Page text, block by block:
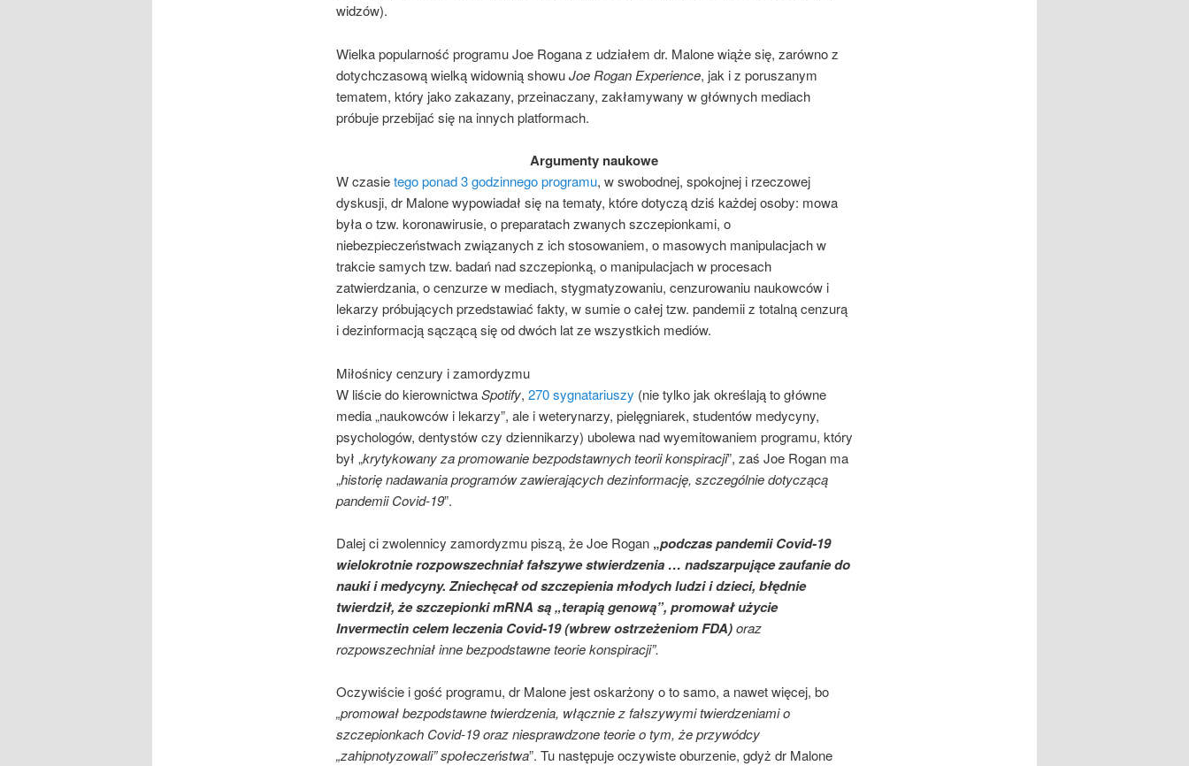
widzów).
Wielka popularność programu Joe Rogana z udziałem dr. Malone wiąże się, zarówno z
dotychczasową wielką widownią showuJoe Rogan Experience, jak i z poruszanym
tematem, który jako zakazany, przeinaczany, zakłamywany w głównych mediach
próbuje przebijać się na innych platformach.
Argumenty naukowe
W czasietego ponad 3 godzinnego programu, w swobodnej, spokojnej i rzeczowej
dyskusji, dr Malone wypowiadał się na tematy, które dotyczą dziś każdej osoby: mowa
była o tzw. koronawirusie, o preparatach zwanych szczepionkami, o
niebezpieczeństwach związanych z ich stosowaniem, o masowych manipulacjach w
trakcie samych tzw. badań nad szczepionką, o manipulacjach w procesach
zatwierdzania, o cenzurze w mediach, stygmatyzowaniu, cenzurowaniu naukowców i
lekarzy próbujących przedstawiać fakty, w sumie o całej tzw. pandemii z totalną cenzurą
i dezinformacją sączącą się od dwóch lat ze wszystkich mediów.
Miłośnicy cenzury i zamordyzmu
W liście do kierownictwaSpotify, 270 sygnatariuszy (nie tylko jak określają to główne
media „naukowców i lekarzy”, ale i weterynarzy, pielęgniarek, studentów medycyny,
psychologów, dentystów czy dziennikarzy) ubolewa nad wyemitowaniem programu, który
był „krytykowany za promowanie bezpodstawnych teorii konspiracji”, zaś Joe Rogan ma
„historię nadawania programów zawierających dezinformację, szczególnie dotyczącą
pandemii Covid-19”.
Dalej ci zwolennicy zamordyzmu piszą, że Joe Rogan „podczas pandemii Covid-19
wielokrotnie rozpowszechniał fałszywe stwierdzenia … nadszarpujące zaufanie do
nauki i medycyny. Zniechęcał od szczepienia młodych ludzi i dzieci, błędnie
twierdził, że szczepionki mRNA są „terapią genową”, promował użycie
Invermectin celem leczenia Covid-19 (wbrew ostrzeżeniom FDA)oraz
rozpowszechniał inne bezpodstawne teorie konspiracji”.
Oczywiście i gość programu, dr Malone jest oskarżony o to samo, a nawet więcej, bo
„promował bezpodstawne twierdzenia, włącznie z fałszywymi twierdzeniami o
szczepionkach Covid-19 oraz niesprawdzone teorie o tym, że przywódcy
„zahipnotyzowali” społeczeństwa”. Tu następuje oczywiste oburzenie, gdyż dr Malone